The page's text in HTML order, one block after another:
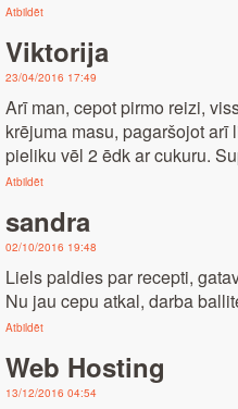
Atbildēt
Viktorija
23/04/2016 17:49
Arī man, cepot pirmo reizi,
krējuma masu, pagaršojot
pieliku vēl 2 ēdk ar cukuru.
Atbildēt
sandra
02/10/2016 19:48
Liels paldies par recepti,
Nu jau cepu atkal, darba
Atbildēt
Web Hosting
13/12/2016 04:54